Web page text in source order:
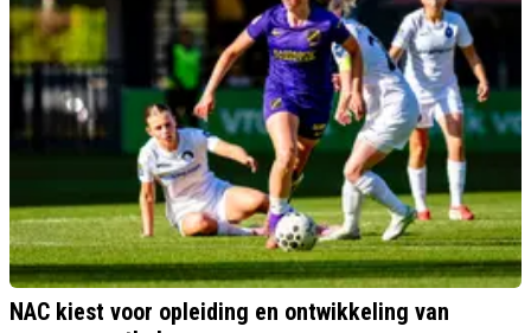
NAC kiest voor opleiding en ontwikkeling van